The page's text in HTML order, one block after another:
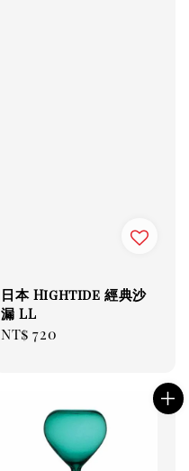
日本 Hightide 經典沙
漏 LL
Regular
NT$ 720